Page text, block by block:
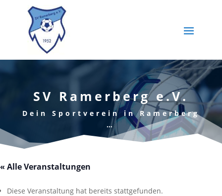
SV Ramerberg e.V.
Dein Sportverein in Ramerberg
…
« Alle Veranstaltungen
Diese Veranstaltung hat bereits stattgefunden.